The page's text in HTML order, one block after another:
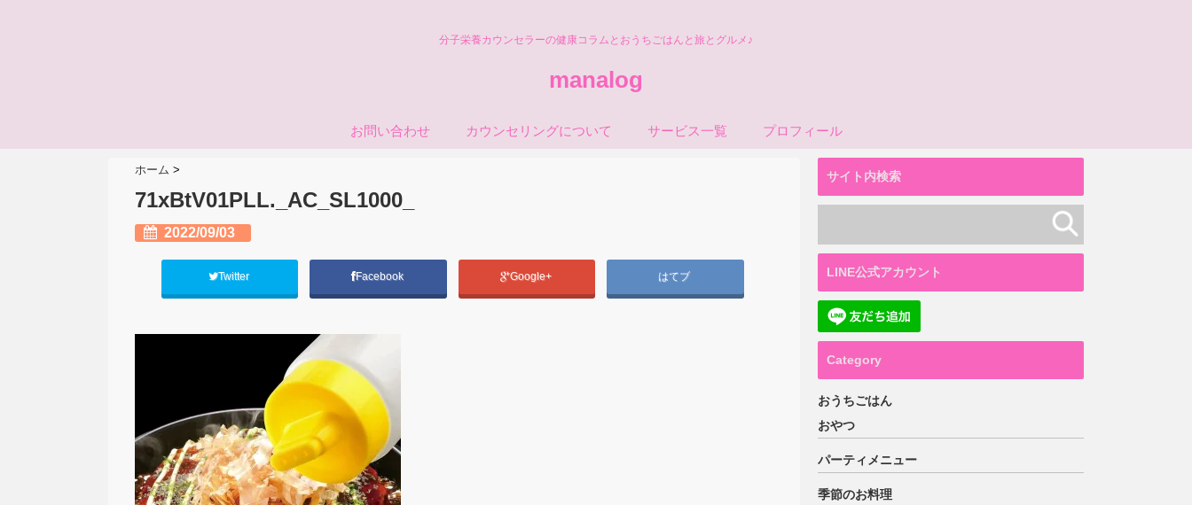
分子栄養カウンセラーの健康コラムとおうちごはんと旅とグルメ♪
manalog
お問い合わせ カウンセリングについて サービス一覧 プロフィール
ホーム >
71xBtV01PLL._AC_SL1000_
2022/09/03
Twitter Facebook Google+ はてブ
サイト内検索
LINE公式アカウント
Category
おうちごはん
おやつ
パーティメニュー
季節のお料理